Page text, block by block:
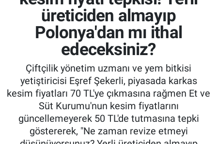
üreticiden almayıp
Polonya'dan mı ithal
edeceksiniz?
Çiftçilik yönetim uzmanı ve yem bitkisi
yetiştiricisi Eşref Şekerli, piyasada karkas
kesim fiyatları 70 TL'ye çıkmasına rağmen Et ve
Süt Kurumu'nun kesim fiyatlarını
güncellemeyerek 50 TL'de tutmasına tepki
göstererek, "Ne zaman revize etmeyi
TZOB
Tarım Kredi Kooperatifleri
Pankobirlik
Et fiyatları
Tarım Bilgisi
Haber Arşivi